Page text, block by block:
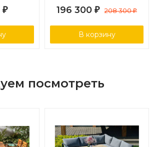
₽ 196 300 ₽ 208 300₽
В корзину
посмотреть